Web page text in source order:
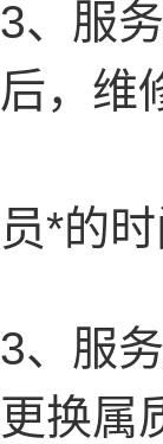
3、服
后，维
员*的
3、服
更换属